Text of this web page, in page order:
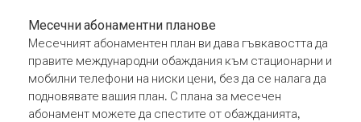
Месечни абонаментни планове
Месечният абонаментен план ви дава гъвкавостта да
правите международни обаждания към стационарни и
мобилни телефони на ниски цени, без да се налага да
подновявате вашия план. С плана за месечен
абонамент можете да спестите от обажданията,